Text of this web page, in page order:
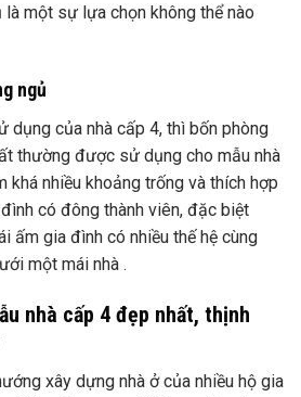
là một sự lựa chọn không thể nào
ngủ
dụng của nhà cấp 4, thì bốn phòng
thường được sử dụng cho mẫu nhà
khá nhiều khoảng trống và thích hợp
có đông thành viên, đặc biệt
ấm gia đình có nhiều thế hệ cùng
một mái nhà .
nhà cấp 4 đẹp nhất, thịnh
xây dựng nhà ở của nhiều hộ gia